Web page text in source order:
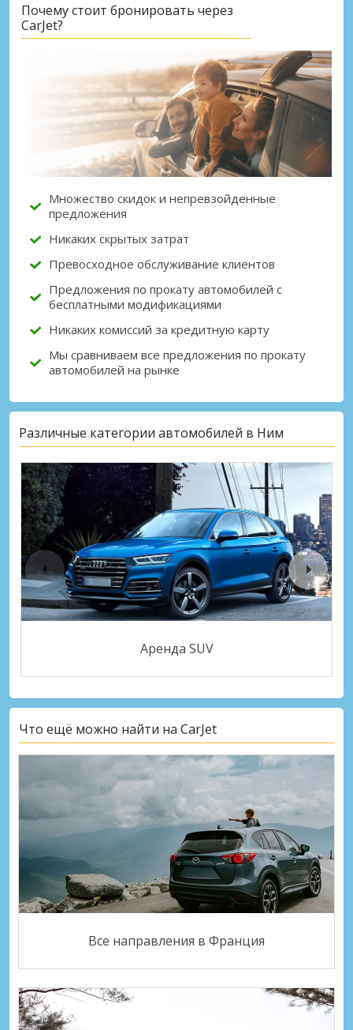
Почему стоит бронировать через
CarJet?
Множество скидок и непревзойденные
предложения
Никаких скрытых затрат
Превосходное обслуживание клиентов
Предложения по прокату автомобилей с
бесплатными модификациями
Никаких комиссий за кредитную карту
Мы сравниваем все предложения по прокату
автомобилей на рынке
Различные категории автомобилей в Ним
Аренда SUV
Что ещё можно найти на CarJet
Все направления в Франция
предложениям партнёров
Войти с помощью eLink